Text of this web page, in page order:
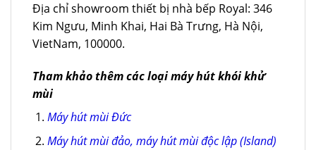
Địa chỉ showroom thiết bị nhà bếp Royal: 346
Kim Ngưu, Minh Khai, Hai Bà Trưng, Hà Nội,
VietNam, 100000.
Tham khảo thêm các loại máy hút khói khử
mùi
Máy hút mùi Đức
Máy hút mùi đảo, máy hút mùi độc lập (Island)